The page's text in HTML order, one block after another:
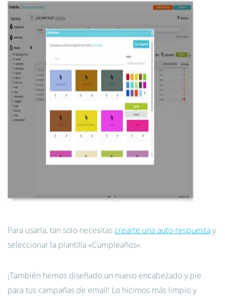
Para usarla, tan solo necesitas crearte una auto-respuestay
seleccionar la plantilla «Cumpleaños».
¡También hemos diseñado un nuevo encabezado y pie
para tus campañas de email! Lo hicimos más limpio y